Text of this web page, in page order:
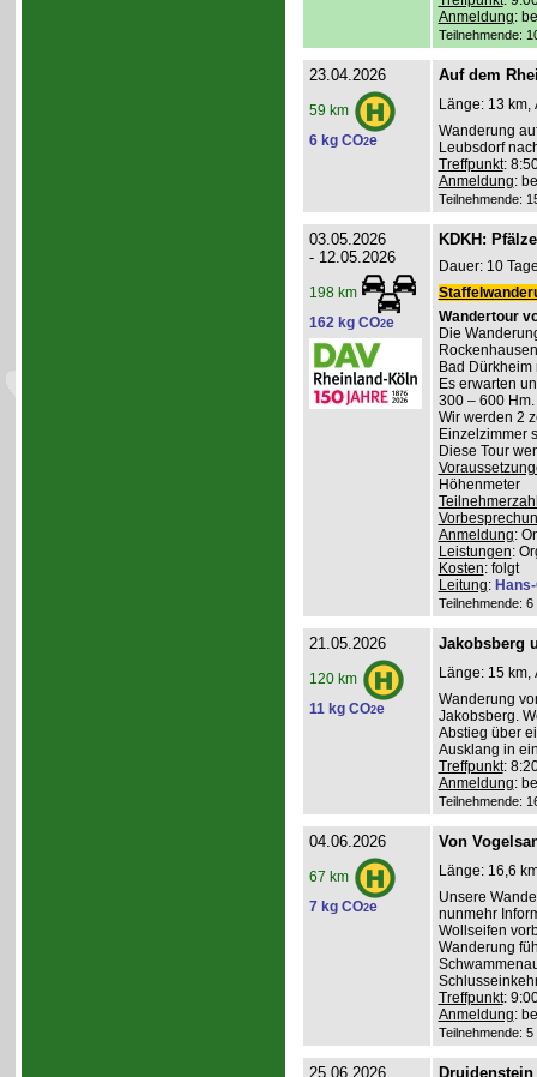
Anmeldung:
Teilnehmende:
23.04.2026
59 km
6 kg CO2e
Auf dem
Länge: 13 km,
Wanderung
Leubsdorf
Treffpunkt:
Anmeldung:
Teilnehmende:
03.05.2026
- 12.05.2026
198 km
162 kg CO2e
KDKH:
Dauer: 10
Wandertour
Die
Bad Dürkheim
Es erwarten
300 – 600
Wir werden 2
Einzelzimmer
Diese Tour
Höhenmeter
Anmeldung:
Leistungen:
Kosten: folgt
Leitung:
Teilnehmende:
21.05.2026
120 km
11 kg CO2e
Jakobsberg
Länge: 15 km,
Wanderung
Jakobsberg.
Abstieg über
Ausklang in
Treffpunkt:
Anmeldung:
Teilnehmende:
04.06.2026
67 km
7 kg CO2e
Von
Länge: 16,6
Unsere
nunmehr
Wollseifen
Wanderung
Treffpunkt:
Anmeldung:
Teilnehmende:
25.06.2026